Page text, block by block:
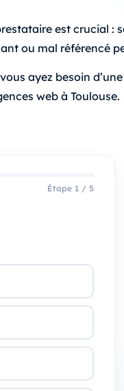
est crucial :
ou mal référencé
ayez besoin d’une
web à Toulouse.
Étape 1 / 5